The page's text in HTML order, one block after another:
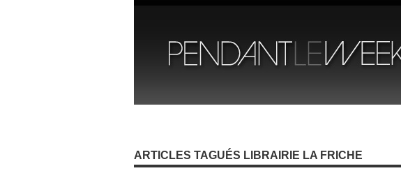
ARTICLES TAGUÉS LIBRAIRIE LA FRICHE